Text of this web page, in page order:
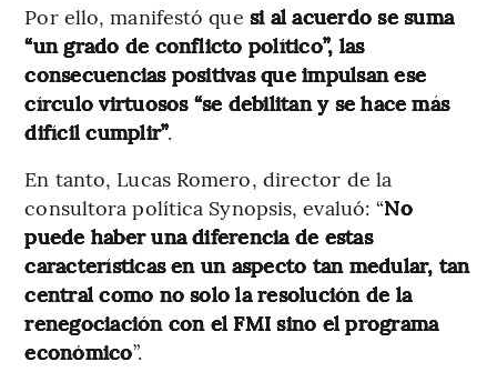
Por ello, manifestó que si al acuerdo se suma
“un grado de conflicto político”, las
consecuencias positivas que impulsan ese
círculo virtuosos “se debilitan y se hace más
difícil cumplir”.
En tanto, Lucas Romero, director de la
consultora política Synopsis, evaluó: “No
puede haber una diferencia de estas
características en un aspecto tan medular, tan
central como no solo la resolución de la
renegociación con el FMI sino el programa
económico”.